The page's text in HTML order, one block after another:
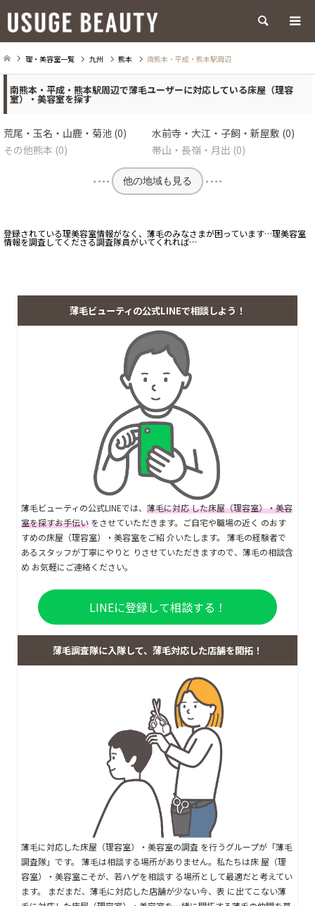
検索
理・美容室一覧 九州 熊本 南熊本・平成・熊本駅周辺
南熊本・平成・熊本駅周辺で薄毛ユーザーに対応している床屋（理容
室）・美容室を探す
荒尾・玉名・山鹿・菊池 (0)
水前寺・大江・子飼・新屋敷 (0)
その他熊本 (0)
帯山・長嶺・月出 (0)
他の地域も見る
登録されている理美容室情報がなく、薄毛のみなさまが困っています…理美容室
情報を調査してくださる調査隊員がいてくれれば…
薄毛ビューティの公式LINEで相談しよう！
薄毛ビューティの公式LINEでは、 薄毛に対応 した床屋（理容室）・美容
室を探すお手伝い をさせていただきます。ご自宅や職場の近く のおす
すめの床屋（理容室）・美容室をご紹 介いたします。 薄毛の経験者で
あるスタッフが丁寧にやりと りさせていただきますので、薄毛の相談含
め お気軽にご連絡ください。
LINEに登録して相談する！
薄毛調査隊に入隊して、薄毛対応した店舗を開拓！
薄毛に対応した床屋（理容室）・美容室の調査 を行うグループが「薄毛
調査隊」です。 薄毛は相談する場所がありません。私たちは床 屋（理
容室）・美容室こそが、若ハゲを相談す る場所として最適だと考えてい
ます。 まだまだ、薄毛に対応した店舗が少ない今、表 に出てこない薄